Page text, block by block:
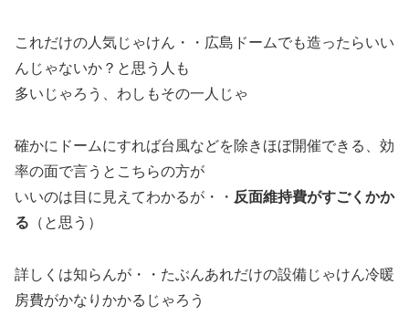
これだけの人気じゃけん・・広島ドームでも造ったらいい
んじゃないか？と思う人も
多いじゃろう、わしもその一人じゃ
確かにドームにすれば台風などを除きほぼ開催できる、効
率の面で言うとこちらの方が
いいのは目に見えてわかるが・・ 反面維持費がすごくかか
る （と思う）
詳しくは知らんが・・たぶんあれだけの設備じゃけん冷暖
房費がかなりかかるじゃろう